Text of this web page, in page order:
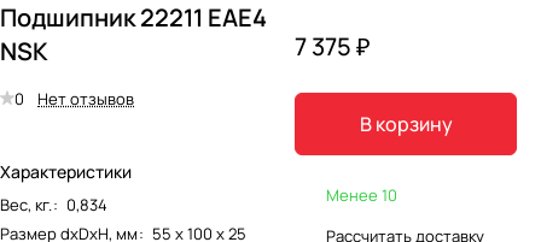
Подшипник 22211 EAE4
NSK
0 Нет отзывов
Характеристики
Вес, кг.: 0,834
Размер dxDxH, мм: 55 х 100 х 25
7 375 ₽
В корзину
Менее 10
Рассчитать доставку